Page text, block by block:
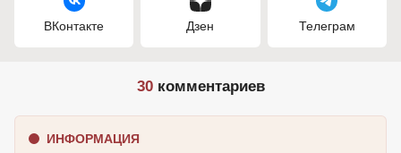
ВКонтакте Дзен Телеграм
30комментариев
ИНФОРМАЦИЯ